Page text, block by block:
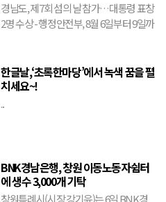
경남도, 제7회 섬의 날 참가…대통령 표창
2명 수상 - 행정안전부, 8월 6일부터 9일까
한글날,‘초록한마당’에서 녹색 꿈을 펼
치세요~!
...
BNK경남은행, 창원 이동노동자쉼터
에 생수 3,000개 기탁
창원특례시(시장 강기윤)는 6일 BNK경